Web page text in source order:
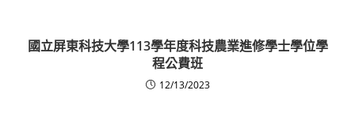
國立屏東科技大學113學年度科技農業進修學士學位學
程公費班
12/13/2023